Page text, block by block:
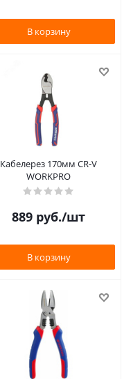
В корзину
Кабелерез 170мм CR-V
WORKPRO
889 руб./шт
В корзину